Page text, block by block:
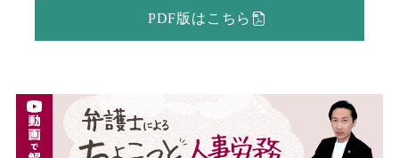
PDF版はこちら